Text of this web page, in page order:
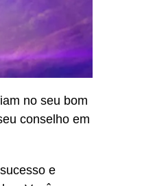
no seu bom
conselho em
e